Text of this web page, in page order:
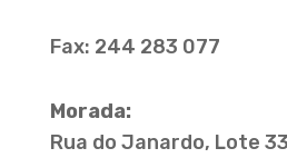
Fax: 244 283 077
Morada:
Rua do Janardo, Lote